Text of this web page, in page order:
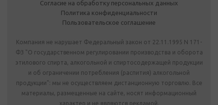
Согласие на обработку персональных данных
Политика конфиденциальности
Пользовательское соглашение
Компания не нарушает Федеральный закон от 22.11.1995 N 171-
ФЗ "О государственном регулировании производства и оборота
этилового спирта, алкогольной и спиртосодержащей продукции
и об ограничении потребления (распития) алкогольной
продукции": мы не осуществляем дистанционную торговлю. Все
материалы, размещенные на сайте, носят информационный
характер и не являются рекламой.